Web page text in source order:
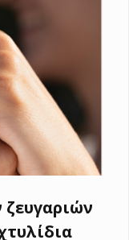
ζευγαριών